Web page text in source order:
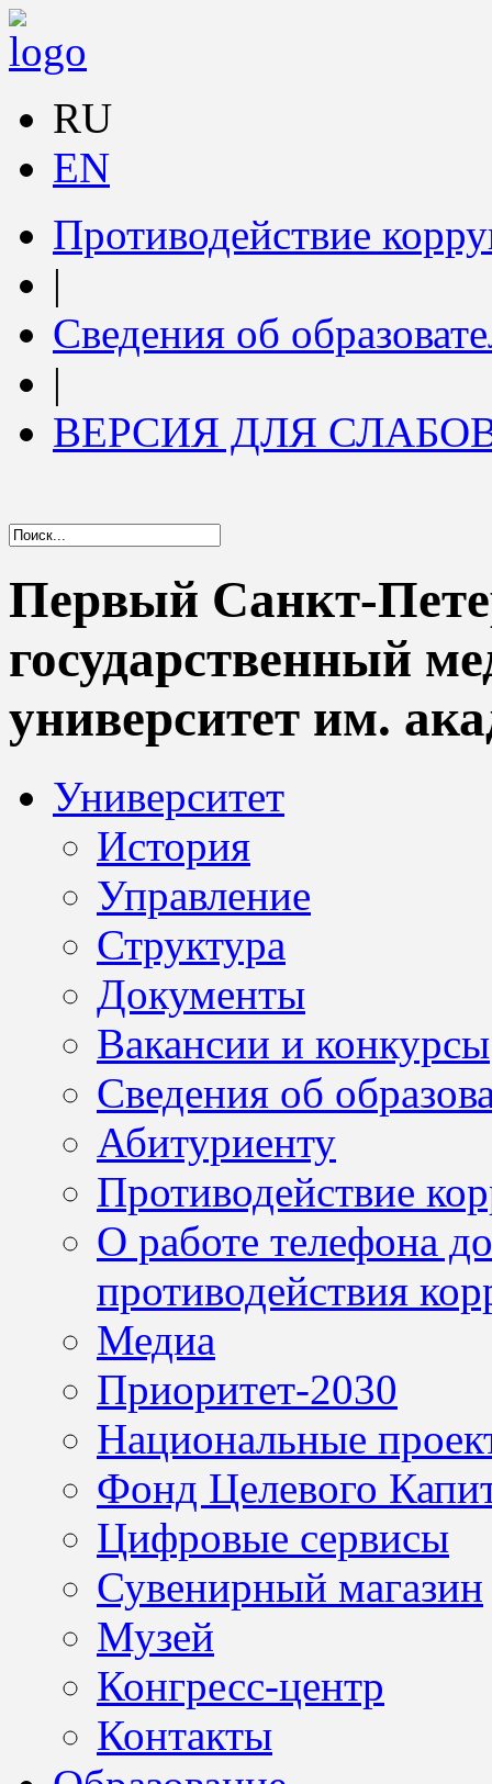
RU
EN
Противодействие
|
Сведения об
|
ВЕРСИЯ ДЛЯ
Первый Санкт-
государственный
университет им.
Университет
История
Управление
Структура
Документы
Вакансии и конкурсы
Сведения об
Абитуриенту
Противодействие
О работе телефона
противодействия
Медиа
Приоритет-2030
Национальные
Фонд Целевого
Цифровые сервисы
Сувенирный магазин
Музей
Конгресс-центр
Контакты